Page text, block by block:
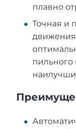
плавно
Точная и
движения
пильного